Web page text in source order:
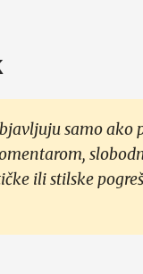
samo ako
ili stilske